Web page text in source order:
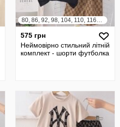
80, 86, 92, 98, 104, 110, 116, 122
575 грн
Неймовірно стильний літній
комплект - шорти футболка